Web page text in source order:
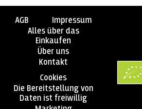
AGB
Impressum
Alles über das
Einkaufen
Über uns
Kontakt
Cookies
Die Bereitstellung von
Daten ist freiwillig